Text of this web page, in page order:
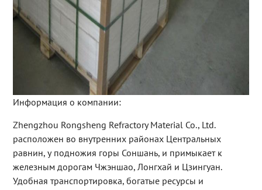
Информация о компании:
Zhengzhou Rongsheng Refractory Material Co., Ltd.
расположен во внутренних районах Центральных
равнин, у подножия горы Соншань, и примыкает к
железным дорогам Чжэншао, Лонгхай и Цзингуан.
Удобная транспортировка, богатые ресурсы и